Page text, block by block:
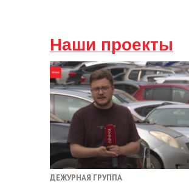
Наши проекты
ДЕЖУРНАЯ ГРУППА